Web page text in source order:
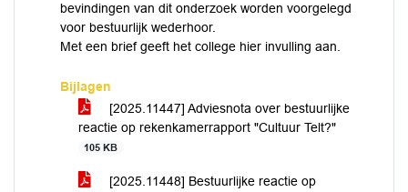
bevindingen van dit onderzoek worden voorgelegd
voor bestuurlijk wederhoor.
Met een brief geeft het college hier invulling aan.
Bijlagen
[2025.11447] Adviesnota over bestuurlijke
reactie op rekenkamerrapport "Cultuur Telt?"
105 KB
[2025.11448] Bestuurlijke reactie op